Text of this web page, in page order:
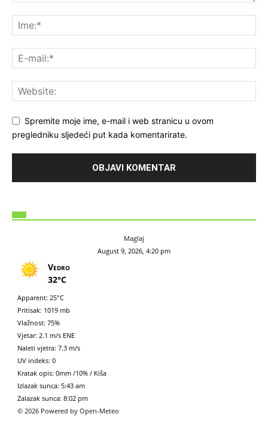
Spremite moje ime, e-mail i web stranicu u ovom
pregledniku sljedeći put kada komentarirate.
Maglaj
August 9, 2026, 4:20 pm
Vedro
32°C
Apparent: 25°C
Pritisak: 1019 mb
Vlažnost: 75%
Vjetar: 2.1 m/s ENE
Naleti vjetra: 7.3 m/s
UV indeks: 0
Kratak opis: 0mm /10% / Kiša
Izlazak sunca: 5:43 am
Zalazak sunca: 8:02 pm
© 2026 Powered by Open-Meteo